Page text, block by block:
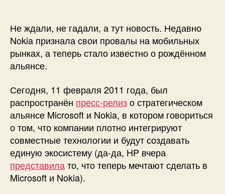
Не ждали, не гадали, а тут новость. Недавно
Nokia признала свои провалы на мобильных
рынках, а теперь стало известно о рождённом
альянсе.
Сегодня, 11 февраля 2011 года, был
распространён пресс-релизо стратегическом
альянсе Microsoft и Nokia, в котором говориться
о том, что компании плотно интегрируют
совместные технологии и будут создавать
единую экосистему (да-да, HP вчера
представила то, что теперь мечтают сделать в
Microsoft и Nokia).